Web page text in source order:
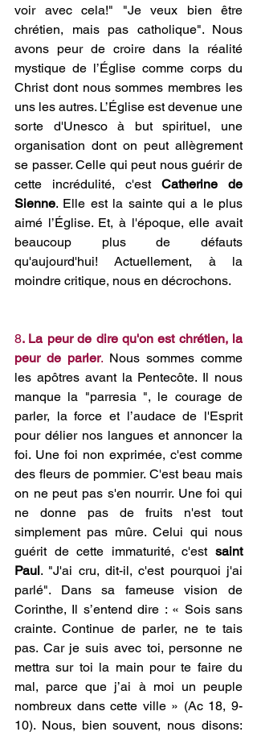
voir avec cela!" "Je veux bien être
chrétien, mais pas catholique". Nous
avons peur de croire dans la réalité
mystique de l’Église comme corps du
Christ dont nous sommes membres les
uns les autres. L’Église est devenue une
sorte d'Unesco à but spirituel, une
organisation dont on peut allègrement
se passer. Celle qui peut nous guérir de
cette incrédulité, c'est Catherine de
Sienne. Elle est la sainte qui a le plus
aimé l’Église. Et, à l'époque, elle avait
beaucoup plus de défauts
qu'aujourd'hui! Actuellement, à la
moindre critique, nous en décrochons.
8. La peur de dire qu'on est chrétien, la
peur de parler. Nous sommes comme
les apôtres avant la Pentecôte. Il nous
manque la "parresia ", le courage de
parler, la force et l’audace de l'Esprit
pour délier nos langues et annoncer la
foi. Une foi non exprimée, c'est comme
des fleurs de pommier. C'est beau mais
on ne peut pas s'en nourrir. Une foi qui
ne donne pas de fruits n'est tout
simplement pas mûre. Celui qui nous
guérit de cette immaturité, c'est saint
Paul. "J'ai cru, dit-il, c'est pourquoi j'ai
parlé". Dans sa fameuse vision de
Corinthe, Il s’entend dire : « Sois sans
crainte. Continue de parler, ne te tais
pas. Car je suis avec toi, personne ne
mettra sur toi la main pour te faire du
mal, parce que j’ai à moi un peuple
nombreux dans cette ville » (Ac 18, 9-
10). Nous, bien souvent, nous disons: